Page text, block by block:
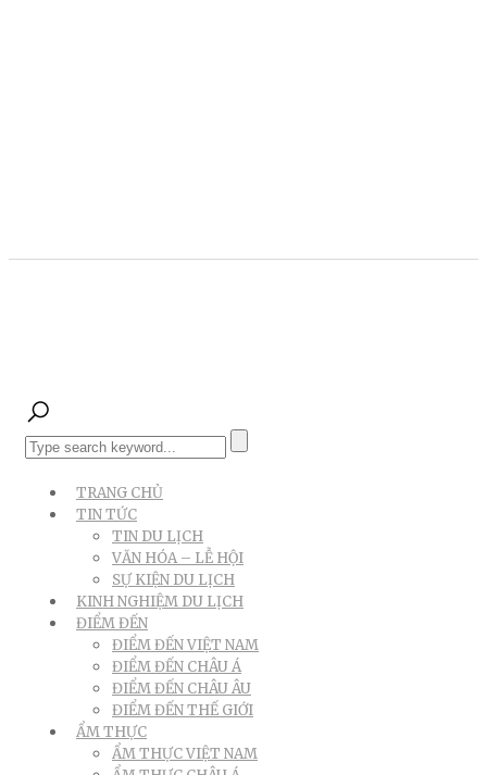
TRANG CHỦ
TIN TỨC
TIN DU LỊCH
VĂN HÓA – LỄ HỘI
SỰ KIỆN DU LỊCH
KINH NGHIỆM DU LỊCH
ĐIỂM ĐẾN
ĐIỂM ĐẾN VIỆT NAM
ĐIỂM ĐẾN CHÂU Á
ĐIỂM ĐẾN CHÂU ÂU
ĐIỂM ĐẾN THẾ GIỚI
ẨM THỰC
ẨM THỰC VIỆT NAM